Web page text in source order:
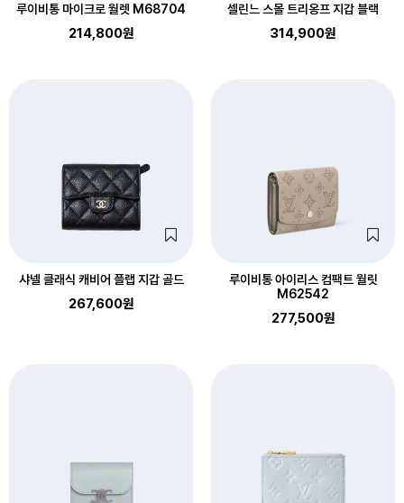
루이비통 마이크로 월렛 M68704
214,800원
셀린느 스몰 트리옹프 지갑 블랙
314,900원
샤넬 클래식 캐비어 플랩 지갑 골드
267,600원
루이비통 아이리스 컴팩트 월릿
M62542
277,500원